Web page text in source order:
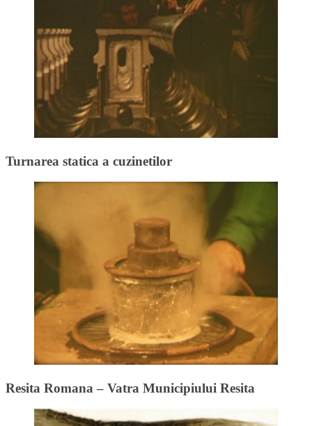
Turnarea statica a cuzinetilor
Resita Romana – Vatra Municipiului Resita